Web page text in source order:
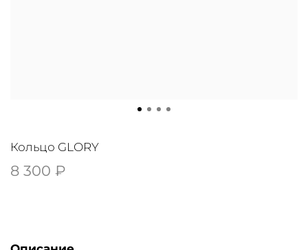
Кольцо GLORY
8 300 ₽